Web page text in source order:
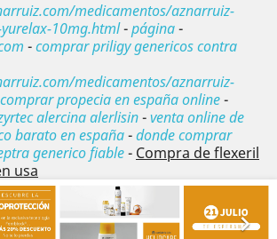
medicamentos/aznarruiz-
10mg.html-página-
-comprar priligy genericos contra
medicamentos/aznarruiz-
comprar propecia en españa online-
alercina alerlisin-venta online de
barato en españa-donde comprar
generico fiable- Compra de flexeril
usa
